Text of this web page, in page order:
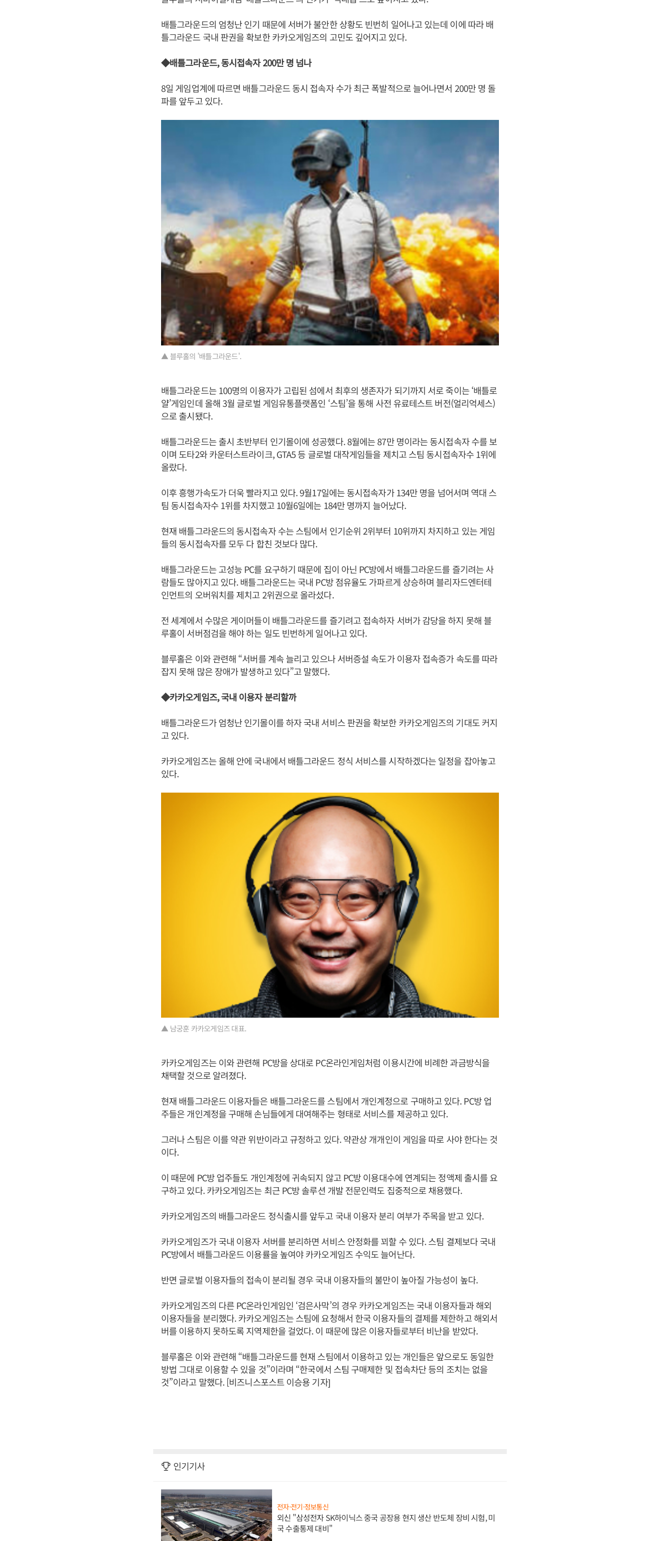
배틀그라운드의 엄청난 인기 때문에 서버가 불안한 상황도 빈번히 일어나고 있는데 이에 따라 배
틀그라운드 국내 판권을 확보한 카카오게임즈의 고민도 깊어지고 있다.
◆배틀그라운드, 동시접속자 200만 명 넘나
8일 게임업계에 따르면 배틀그라운드 동시 접속자 수가 최근 폭발적으로 늘어나면서 200만 명 돌
파를 앞두고 있다.
▲ 블루홀의 '배틀그라운드'.
배틀그라운드는 100명의 이용자가 고립된 섬에서 최후의 생존자가 되기까지 서로 죽이는 ‘배틀로
얄’게임인데 올해 3월 글로벌 게임유통플랫폼인 ‘스팀’을 통해 사전 유료테스트 버전(얼리억세스)
으로 출시됐다.
배틀그라운드는 출시 초반부터 인기몰이에 성공했다. 8월에는 87만 명이라는 동시접속자 수를 보
이며 도타2와 카운터스트라이크, GTA5 등 글로벌 대작게임들을 제치고 스팀 동시접속자수 1위에
올랐다.
이후 흥행가속도가 더욱 빨라지고 있다. 9월17일에는 동시접속자가 134만 명을 넘어서며 역대 스
팀 동시접속자수 1위를 차지했고 10월6일에는 184만 명까지 늘어났다.
현재 배틀그라운드의 동시접속자 수는 스팀에서 인기순위 2위부터 10위까지 차지하고 있는 게임
들의 동시접속자를 모두 다 합친 것보다 많다.
배틀그라운드는 고성능 PC를 요구하기 때문에 집이 아닌 PC방에서 배틀그라운드를 즐기려는 사
람들도 많아지고 있다. 배틀그라운드는 국내 PC방 점유율도 가파르게 상승하며 블리자드엔터테
인먼트의 오버워치를 제치고 2위권으로 올라섰다.
전 세계에서 수많은 게이머들이 배틀그라운드를 즐기려고 접속하자 서버가 감당을 하지 못해 블
루홀이 서버점검을 해야 하는 일도 빈번하게 일어나고 있다.
블루홀은 이와 관련해 “서버를 계속 늘리고 있으나 서버증설 속도가 이용자 접속증가 속도를 따라
잡지 못해 많은 장애가 발생하고 있다”고 말했다.
◆카카오게임즈, 국내 이용자 분리할까
배틀그라운드가 엄청난 인기몰이를 하자 국내 서비스 판권을 확보한 카카오게임즈의 기대도 커지
고 있다.
카카오게임즈는 올해 안에 국내에서 배틀그라운드 정식 서비스를 시작하겠다는 일정을 잡아놓고
있다.
▲ 남궁훈 카카오게임즈 대표.
카카오게임즈는 이와 관련해 PC방을 상대로 PC온라인게임처럼 이용시간에 비례한 과금방식을
채택할 것으로 알려졌다.
현재 배틀그라운드 이용자들은 배틀그라운드를 스팀에서 개인계정으로 구매하고 있다. PC방 업
주들은 개인계정을 구매해 손님들에게 대여해주는 형태로 서비스를 제공하고 있다.
그러나 스팀은 이를 약관 위반이라고 규정하고 있다. 약관상 개개인이 게임을 따로 사야 한다는 것
이다.
이 때문에 PC방 업주들도 개인계정에 귀속되지 않고 PC방 이용대수에 연계되는 정액제 출시를 요
구하고 있다. 카카오게임즈는 최근 PC방 솔루션 개발 전문인력도 집중적으로 채용했다.
카카오게임즈의 배틀그라운드 정식출시를 앞두고 국내 이용자 분리 여부가 주목을 받고 있다.
카카오게임즈가 국내 이용자 서버를 분리하면 서비스 안정화를 꾀할 수 있다. 스팀 결제보다 국내
PC방에서 배틀그라운드 이용률을 높여야 카카오게임즈 수익도 늘어난다.
반면 글로벌 이용자들의 접속이 분리될 경우 국내 이용자들의 불만이 높아질 가능성이 높다.
카카오게임즈의 다른 PC온라인게임인 ‘검은사막’의 경우 카카오게임즈는 국내 이용자들과 해외
이용자들을 분리했다. 카카오게임즈는 스팀에 요청해서 한국 이용자들의 결제를 제한하고 해외서
버를 이용하지 못하도록 지역제한을 걸었다. 이 때문에 많은 이용자들로부터 비난을 받았다.
블루홀은 이와 관련해 “배틀그라운드를 현재 스팀에서 이용하고 있는 개인들은 앞으로도 동일한
방법 그대로 이용할 수 있을 것”이라며 “한국에서 스팀 구매제한 및 접속차단 등의 조치는 없을
것”이라고 말했다. [비즈니스포스트 이승용 기자]
인기기사
전자·전기·정보통신
외신 "삼성전자 SK하이닉스 중국 공장용 현지 생산 반도체 장비 시험, 미
국 수출통제 대비"